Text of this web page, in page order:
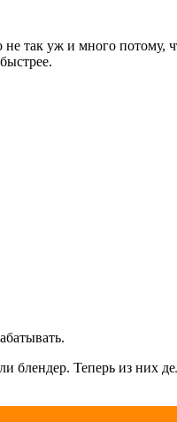
не так уж и много
блендер. Теперь из них